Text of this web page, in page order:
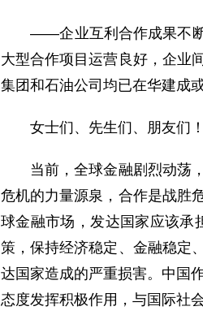
——企业互利合作成果不断增
大型合作项目运营良好，企业
集团和石油公司均已在华建成
女士们、先生们、朋友们！
当前，全球金融剧烈动荡，
危机的力量源泉，合作是战胜
球金融市场，发达国家应该承
策，保持经济稳定、金融稳定
达国家造成的严重损害。中国
态度发挥积极作用，与国际社